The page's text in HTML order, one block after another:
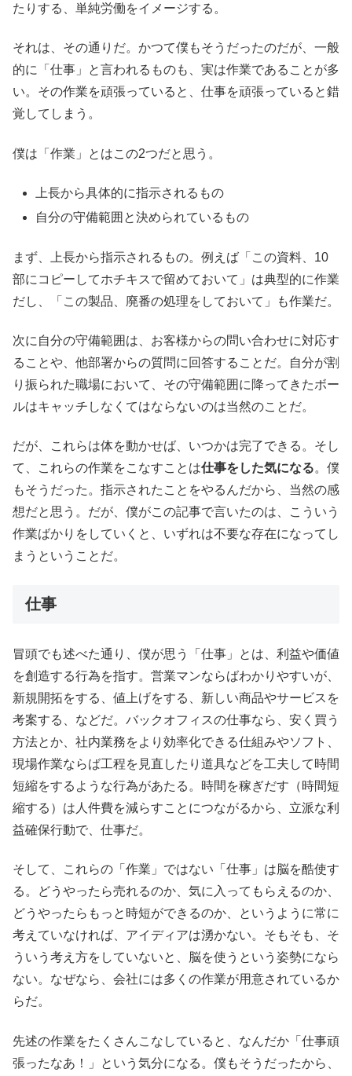
たりする、単純労働をイメージする。
それは、その通りだ。かつて僕もそうだったのだが、一般
的に「仕事」と言われるものも、実は作業であることが多
い。その作業を頑張っていると、仕事を頑張っていると錯
覚してしまう。
僕は「作業」とはこの2つだと思う。
上長から具体的に指示されるもの
自分の守備範囲と決められているもの
まず、上長から指示されるもの。例えば「この資料、10
部にコピーしてホチキスで留めておいて」は典型的に作業
だし、「この製品、廃番の処理をしておいて」も作業だ。
次に自分の守備範囲は、お客様からの問い合わせに対応す
ることや、他部署からの質問に回答することだ。自分が割
り振られた職場において、その守備範囲に降ってきたボー
ルはキャッチしなくてはならないのは当然のことだ。
だが、これらは体を動かせば、いつかは完了できる。そし
て、これらの作業をこなすことは仕事をした気になる。僕
もそうだった。指示されたことをやるんだから、当然の感
想だと思う。だが、僕がこの記事で言いたのは、こういう
作業ばかりをしていくと、いずれは不要な存在になってし
まうということだ。
仕事
冒頭でも述べた通り、僕が思う「仕事」とは、利益や価値
を創造する行為を指す。営業マンならばわかりやすいが、
新規開拓をする、値上げをする、新しい商品やサービスを
考案する、などだ。バックオフィスの仕事なら、安く買う
方法とか、社内業務をより効率化できる仕組みやソフト、
現場作業ならば工程を見直したり道具などを工夫して時間
短縮をするような行為があたる。時間を稼ぎだす（時間短
縮する）は人件費を減らすことにつながるから、立派な利
益確保行動で、仕事だ。
そして、これらの「作業」ではない「仕事」は脳を酷使す
る。どうやったら売れるのか、気に入ってもらえるのか、
どうやったらもっと時短ができるのか、というように常に
考えていなければ、アイディアは湧かない。そもそも、そ
ういう考え方をしていないと、脳を使うという姿勢になら
ない。なぜなら、会社には多くの作業が用意されているか
らだ。
先述の作業をたくさんこなしていると、なんだか「仕事頑
張ったなあ！」という気分になる。僕もそうだったから、